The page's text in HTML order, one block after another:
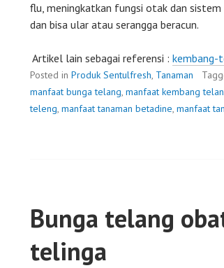
flu, meningkatkan fungsi otak dan
dan bisa ular atau serangga beracun.
Artikel lain sebagai referensi : kembang-
Posted in Produk Sentulfresh, Tanaman
manfaat bunga telang, manfaat kembang
teleng, manfaat tanaman betadine, manfaat
Bunga telang
telinga